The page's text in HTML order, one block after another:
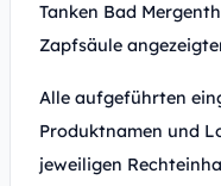
Tanken Bad
Zapfsäule
Alle aufgeführten
Produktnamen und
jeweiligen